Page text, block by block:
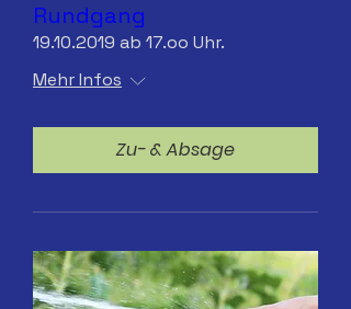
Rundgang
19.10.2019 ab 17.oo Uhr.
Mehr Infos
Zu- & Absage